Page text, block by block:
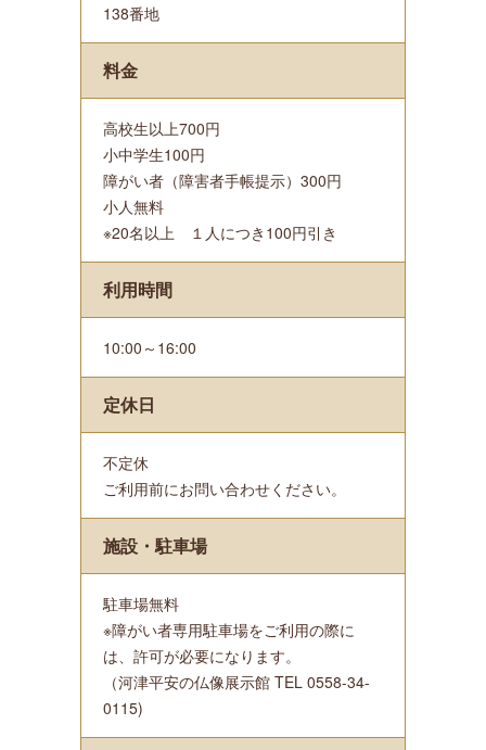
138番地
料金
高校生以上700円
小中学生100円
障がい者（障害者手帳提示）300円
小人無料
※20名以上 １人につき100円引き
利用時間
10:00～16:00
定休日
不定休
ご利用前にお問い合わせください。
施設・駐車場
駐車場無料
※障がい者専用駐車場をご利用の際に
は、許可が必要になります。
（河津平安の仏像展示館 TEL 0558-34-
0115)